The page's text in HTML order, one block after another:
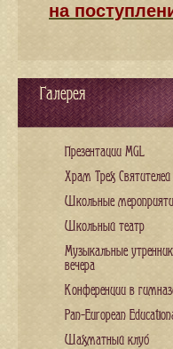
на
Галерея
Презентации MGL
Храм Трех Святителей
Школьные
Школьный театр
Музыкальные
вечера
Конференции в
Pan-European
Шахматный клуб